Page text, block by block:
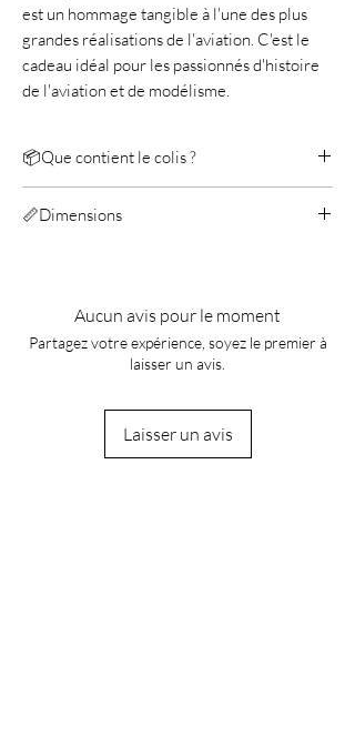
est un hommage tangible à l'une des plus
grandes réalisations de l'aviation. C'est le
cadeau idéal pour les passionnés d'histoire
de l'aviation et de modélisme.
📦Que contient le colis ?
Manuel
📏Dimensions
Aucun avis pour le moment
Partagez votre expérience, soyez le premier à
laisser un avis.
Laisser un avis